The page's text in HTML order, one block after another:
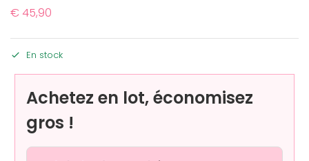
€45,90
En stock
Achetez en lot, économisez
gros !